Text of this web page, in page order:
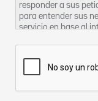
responder a sus
para entender sus
servicio en base al
Privacidad
es@werfen.com.